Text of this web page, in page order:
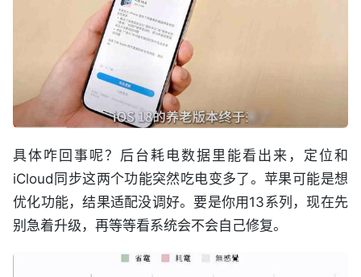
具体咋回事呢？后台耗电数据里能看出来，定位和
iCloud同步这两个功能突然吃电变多了。苹果可能是想
优化功能，结果适配没调好。要是你用13系列，现在先
别急着升级，再等等看系统会不会自己修复。